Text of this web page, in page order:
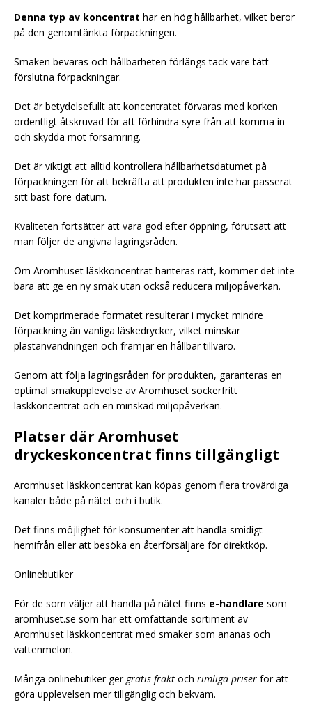
Denna typ av koncentrat har en hög hållbarhet, vilket beror
på den genomtänkta förpackningen.
Smaken bevaras och hållbarheten förlängs tack vare tätt
förslutna förpackningar.
Det är betydelsefullt att koncentratet förvaras med korken
ordentligt åtskruvad för att förhindra syre från att komma in
och skydda mot försämring.
Det är viktigt att alltid kontrollera hållbarhetsdatumet på
förpackningen för att bekräfta att produkten inte har passerat
sitt bäst före-datum.
Kvaliteten fortsätter att vara god efter öppning, förutsatt att
man följer de angivna lagringsråden.
Om Aromhuset läskkoncentrat hanteras rätt, kommer det inte
bara att ge en ny smak utan också reducera miljöpåverkan.
Det komprimerade formatet resulterar i mycket mindre
förpackning än vanliga läskedrycker, vilket minskar
plastanvändningen och främjar en hållbar tillvaro.
Genom att följa lagringsråden för produkten, garanteras en
optimal smakupplevelse av Aromhuset sockerfritt
läskkoncentrat och en minskad miljöpåverkan.
Platser där Aromhuset
dryckeskoncentrat finns tillgängligt
Aromhuset läskkoncentrat kan köpas genom flera trovärdiga
kanaler både på nätet och i butik.
Det finns möjlighet för konsumenter att handla smidigt
hemifrån eller att besöka en återförsäljare för direktköp.
Onlinebutiker
För de som väljer att handla på nätet finns e-handlare som
aromhuset.se som har ett omfattande sortiment av
Aromhuset läskkoncentrat med smaker som ananas och
vattenmelon.
Många onlinebutiker ger gratis frakt och rimliga priser för att
göra upplevelsen mer tillgänglig och bekväm.